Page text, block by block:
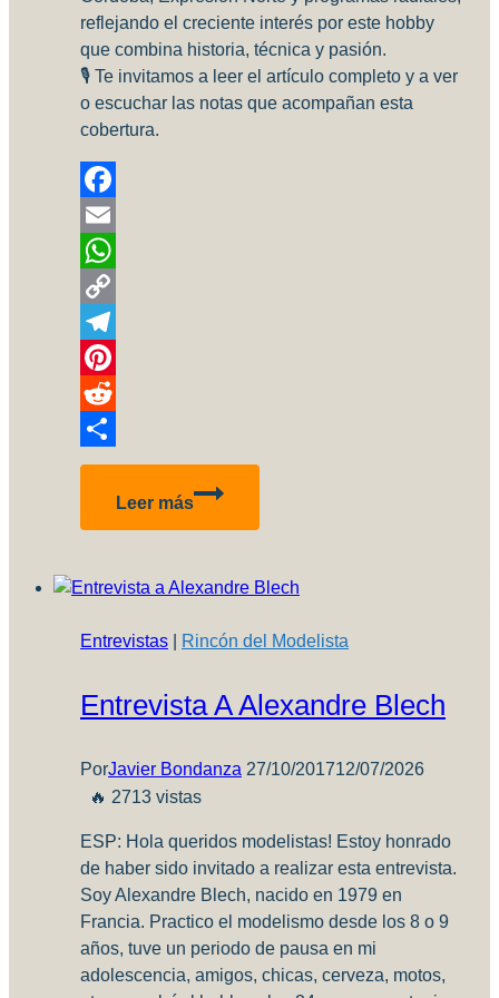
reflejando el creciente interés por este hobby
que combina historia, técnica y pasión.
🎙️ Te invitamos a leer el artículo completo y a ver
o escuchar las notas que acompañan esta
cobertura.
Facebook
Email
WhatsApp
Copy
Link
Telegram
Pinterest
Reddit
Compartir
Leer más
la
Córdoba
los
sigue
Entrevistas Rincón del Modelista
Entrevista A Alexandre Blech
PorJavier Bondanza 27/10/201712/07/2026
🔥 2713 vistas
ESP: Hola queridos modelistas! Estoy honrado
de haber sido invitado a realizar esta entrevista.
Soy Alexandre Blech, nacido en 1979 en
Francia. Practico el modelismo desde los 8 o 9
años, tuve un periodo de pausa en mi
adolescencia, amigos, chicas, cerveza, motos,